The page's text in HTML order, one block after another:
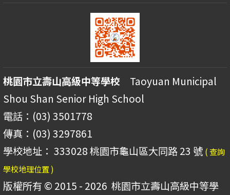
桃園市立壽山高級中等學校 Taoyuan Municipal
Shou Shan Senior High School
電話：(03) 3501778
傳真：(03) 3297861
學校地址： 333028 桃園市龜山區大同路 23 號 ( 查詢
學校地理位置 )
版權所有 © 2015 - 2026 桃園市立壽山高級中等學